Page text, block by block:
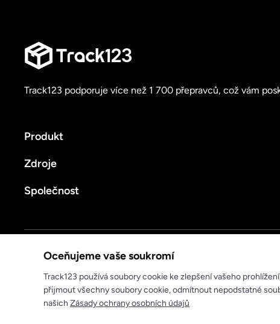
Track123 podporuje více než 1 700 přepravců, což vám
Produkt
Zdroje
Společnost
Zásady ochrany osobních údajů Podmínky služby
© 2025 track123. Všechna práva vyhrazena
Oceňujeme vaše soukromí
Track123 používá soubory cookie ke zlepšení vašeho
přijmout všechny soubory cookie, odmítnout nepodstatné
našich Zásady ochrany osobních údajů